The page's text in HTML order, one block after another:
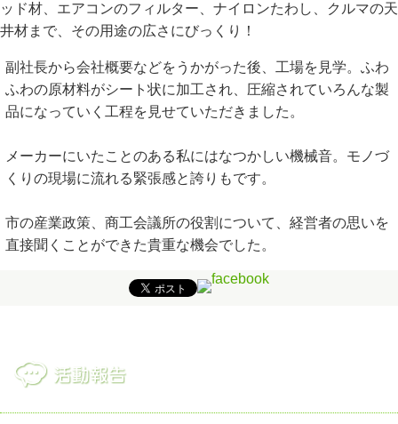
ッド材、エアコンのフィルター、ナイロンたわし、クルマの天
井材まで、その用途の広さにびっくり！
副社長から会社概要などをうかがった後、工場を見学。ふわ
ふわの原材料がシート状に加工され、圧縮されていろんな製
品になっていく工程を見せていただきました。
メーカーにいたことのある私にはなつかしい機械音。モノづ
くりの現場に流れる緊張感と誇りもです。
市の産業政策、商工会議所の役割について、経営者の思いを
直接聞くことができた貴重な機会でした。